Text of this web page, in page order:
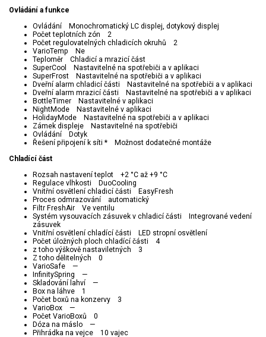
Ovládání a funkce
Ovládání Monochromatický LC displej, dotykový displej
Počet teplotních zón 2
Počet regulovatelných chladicích okruhů 2
VarioTemp Ne
Teploměr Chladicí a mrazicí část
SuperCool Nastavitelné na spotřebiči a v aplikaci
SuperFrost Nastavitelné na spotřebiči a v aplikaci
Dveřní alarm chladicí části Nastavitelné na spotřebiči a v aplikaci
Dveřní alarm mrazicí části Nastavitelné na spotřebiči a v aplikaci
BottleTimer Nastavitelné v aplikaci
NightMode Nastavitelné v aplikaci
HolidayMode Nastavitelné na spotřebiči a v aplikaci
Zámek displeje Nastavitelné na spotřebiči
Ovládání Dotyk
Řešení připojení k síti * Možnost dodatečné montáže
Chladící část
Rozsah nastavení teplot +2 °C až +9 °C
Regulace vlhkosti DuoCooling
Vnitřní osvětlení chladicí části EasyFresh
Proces odmrazování automatický
Filtr FreshAir Ve ventilu
Systém vysouvacích zásuvek v chladicí části Integrované vedení
zásuvek
Vnitřní osvětlení chladící části LED stropní osvětlení
Počet úložných ploch chladící části 4
z toho výškově nastaviletných 3
Z toho dělitelných 0
VarioSafe —
InfinitySpring —
Skladování lahví —
Box na láhve 1
Počet boxů na konzervy 3
VarioBox —
Počet VarioBoxů 0
Dóza na máslo —
Přihrádka na vejce 10 vajec